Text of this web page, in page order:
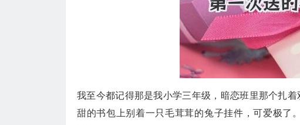
我至今都记得那是我小学三年级，暗恋班里那个扎
甜的书包上别着一只毛茸茸的兔子挂件，可爱极了